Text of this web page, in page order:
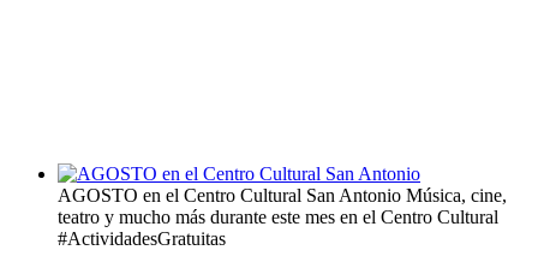
AGOSTO en el Centro Cultural San Antonio Música, cine,
teatro y mucho más durante este mes en el Centro Cultural
#ActividadesGratuitas